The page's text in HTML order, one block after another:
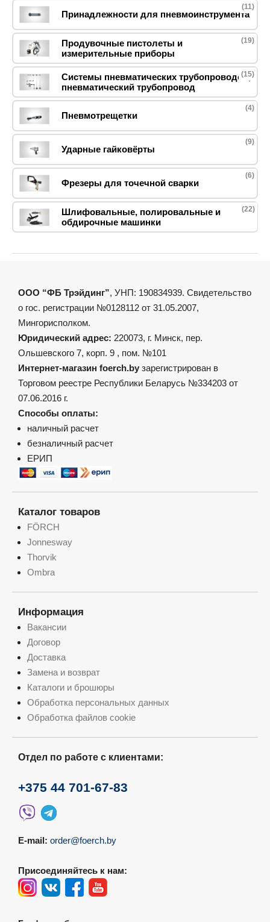
Принадлежности для пневмоинструмента
(11)
Продувочные пистолеты и
измерительные приборы
(19)
Системы пневматических трубопроводов,
пневматический трубопровод
(15)
Пневмотрещетки
(4)
Ударные гайковёрты
(9)
Фрезеры для точечной сварки
(6)
Шлифовальные, полировальные и
обдирочные машинки
(22)
ООО “ФБ Трэйдинг”, УНП: 190834939. Свидетельство
о гос. регистрации №0128112 от 31.05.2007,
Мингорисполком.
Юридический адрес: 220073, г. Минск, пер.
Ольшевского 7, корп. 9 , пом. №101
Интернет-магазин foerch.by зарегистрирован в
Торговом реестре Республики Беларусь №334203 от
07.06.2016 г.
Способы оплаты:
наличный расчет
безналичный расчет
ЕРИП
Каталог товаров
FÖRCH
Jonnesway
Thorvik
Ombra
Информация
Вакансии
Договор
Доставка
Замена и возврат
Каталоги и брошюры
Обработка персональных данных
Обработка файлов cookie
Отдел по работе с клиентами:
+375 44 701-67-83
E-mail: order@foerch.by
Присоединяйтесь к нам: